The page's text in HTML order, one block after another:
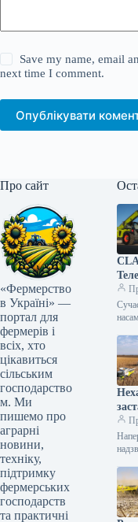
Save my name, email
next time I comment.
Опублікувати
Про сайт
«Фермерство
в Україні» —
портал для
фермерів і
всіх, хто
цікавиться
сільським
господарство
м. Ми
пишемо про
аграрні
новини,
техніку,
підтримку
фермерських
господарств
та практичні